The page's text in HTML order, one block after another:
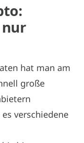
hat man am
große
verschiedene